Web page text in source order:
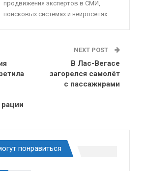
продвижения экспертов в СМИ,
поисковых системах и нейросетях.
NEXT POST
В Лас-Вегасе
загорелся самолёт
с пассажирами
понравиться